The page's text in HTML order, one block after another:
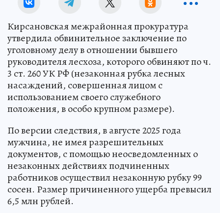
Кирсановская межрайонная прокуратура
утвердила обвинительное заключение по
уголовному делу в отношении бывшего
руководителя лесхоза, которого обвиняют по ч.
3 ст. 260 УК РФ (незаконная рубка лесных
насаждений, совершенная лицом с
использованием своего служебного
положения, в особо крупном размере).
По версии следствия, в августе 2025 года
мужчина, не имея разрешительных
документов, с помощью неосведомленных о
незаконных действиях подчиненных
работников осуществил незаконную рубку 99
сосен. Размер причиненного ущерба превысил
6,5 млн рублей.